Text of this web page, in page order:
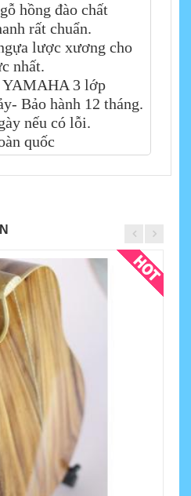
hồng đào chất
rất chuẩn.
lược xương cho
nhất.
YAMAHA 3 lớp
Bảo hành 12 tháng.
nếu có lỗi.
quốc